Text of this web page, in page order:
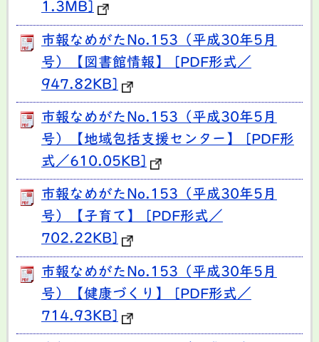
1.3MB]
市報なめがたNo.153（平成30年5月
号）【図書館情報】 [PDF形式／
947.82KB]
市報なめがたNo.153（平成30年5月
号）【地域包括支援センター】 [PDF形
式／610.05KB]
市報なめがたNo.153（平成30年5月
号）【子育て】 [PDF形式／
702.22KB]
市報なめがたNo.153（平成30年5月
号）【健康づくり】 [PDF形式／
714.93KB]